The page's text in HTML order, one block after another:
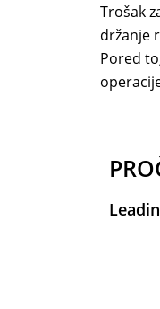
Trošak
držanje
Pored